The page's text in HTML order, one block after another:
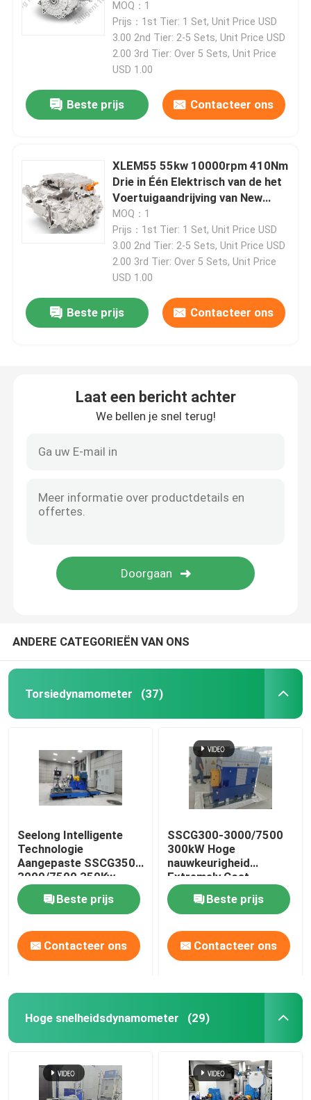
De Dynamometer van de motortest
AC Dynamometer
Dynamische Proefbank
Het Apparaat van de brandstofverbruikmeting
Digitale Torsiemeter
de sensor van de hoge precisiedruk
Elektrische Aandrijvingsmotor
Eddy Current Dynamometer
New Energy
MOQ：1
Prijs：1st Tier: 1 Set, Unit Price USD
3.00 2nd Tier: 2-5 Sets, Unit Price USD
2.00 3rd Tier: Over 5 Sets, Unit Price
USD 1.00
Beste prijs Contacteer ons
XLEM55 55kw 10000rpm 410Nm
Drie in Één Elektrisch van de het
Voertuigaandrijving van New
Energy van het
Aandrijvingssysteem &electric
de aandrijvingssysteem
MOQ：1
Prijs：1st Tier: 1 Set, Unit Price USD
3.00 2nd Tier: 2-5 Sets, Unit Price USD
2.00 3rd Tier: Over 5 Sets, Unit Price
USD 1.00
Beste prijs Contacteer ons
Laat een bericht achter
We bellen je snel terug!
ANDERE CATEGORIEËN VAN ONS
Torsiedynamometer (37)
Seelong Intelligente
Technologie
Aangepaste SSCG350-
3000/7500 350Kw
Motor Prestaties Dyno
TestbankBeste prijs
Contacteer ons
SSCG300-3000/7500
300kW Hoge
nauwkeurigheid
Extremely Cost
Effective Electric
Dynamometer Test
Bench System voor het
testen van EV-
motorprestaties
Beste prijs
Contacteer ons
Hoge snelheidsdynamometer (29)